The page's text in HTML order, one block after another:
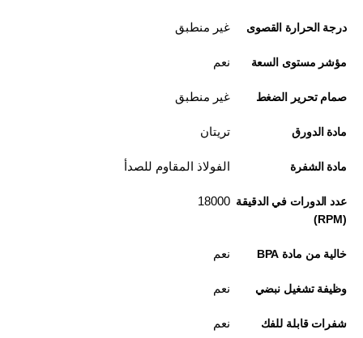
درجة الحرارة القصوى غير منطبق
مؤشر مستوى السعة نعم
صمام تحرير الضغط غير منطبق
مادة الدورق تريتان
مادة الشفرة الفولاذ المقاوم للصدأ
عدد الدورات في الدقيقة
(RPM)
18000
خالية من مادة BPA نعم
وظيفة تشغيل نبضي نعم
شفرات قابلة للفك نعم